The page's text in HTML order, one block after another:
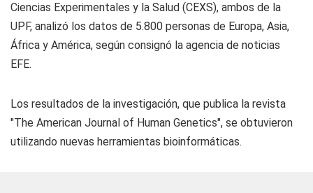
Ciencias Experimentales y la Salud (CEXS), ambos de la
UPF, analizó los datos de 5.800 personas de Europa, Asia,
África y América, según consignó la agencia de noticias
EFE.
Los resultados de la investigación, que publica la revista
"The American Journal of Human Genetics", se obtuvieron
utilizando nuevas herramientas bioinformáticas.